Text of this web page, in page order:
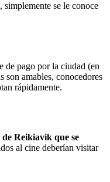
simplemente se le conoce
de pago por la ciudad (en
amables, conocedores
rápidamente.
Reikiavik que se
al cine deberían visitar